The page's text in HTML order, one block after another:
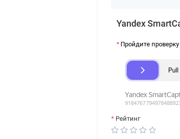
Yandex
Пройдите проверку
Рейтинг